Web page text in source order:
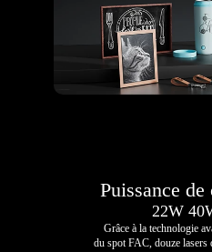
Puissance de
22W
Grâce à la technologie
du spot FAC, douze lasers